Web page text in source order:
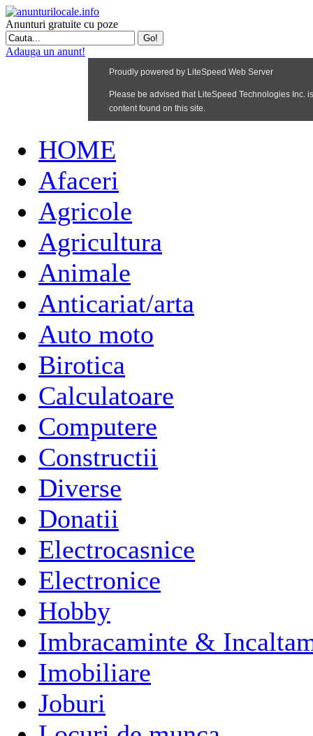
Anunturi gratuite cu poze
Adauga un anunt!
HOME
Afaceri
Agricole
Agricultura
Animale
Anticariat/arta
Auto moto
Birotica
Calculatoare
Computere
Constructii
Diverse
Donatii
Electrocasnice
Electronice
Hobby
Imbracaminte &
Imobiliare
Joburi